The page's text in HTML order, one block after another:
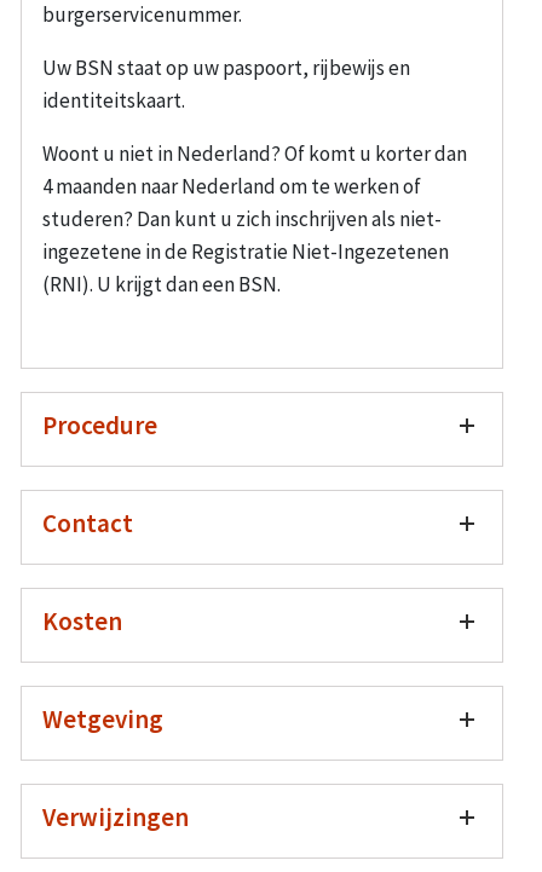
burgerservicenummer.
Uw BSN staat op uw paspoort, rijbewijs en
identiteitskaart.
Woont u niet in Nederland? Of komt u korter dan
4 maanden naar Nederland om te werken of
studeren? Dan kunt u zich inschrijven als niet-
ingezetene in de Registratie Niet-Ingezetenen
(RNI). U krijgt dan een BSN.
Procedure
Contact
Kosten
Wetgeving
Verwijzingen